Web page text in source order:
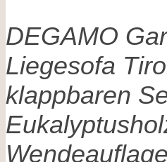
DEGAMO
Liegesofa
klappbaren